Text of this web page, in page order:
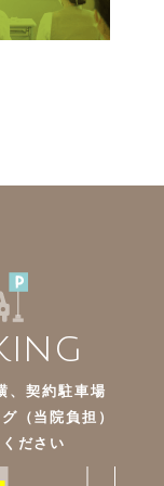
、契約駐車場
（当院負担）
ださい